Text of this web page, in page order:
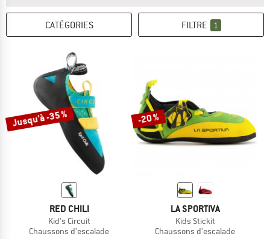
CATÉGORIES FILTRE 1
Jusqu'à -35 %
RED CHILI
Kid's Circuit
Chaussons d'escalade
-20 %
LA SPORTIVA
Kids Stickit
Chaussons d'escalade